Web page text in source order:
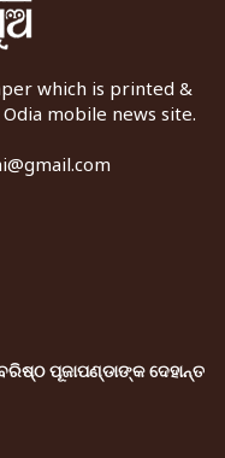
which is printed &
mobile news site.
ପୂଜାପଣ୍ଡାଙ୍କ ଦେହାନ୍ତ